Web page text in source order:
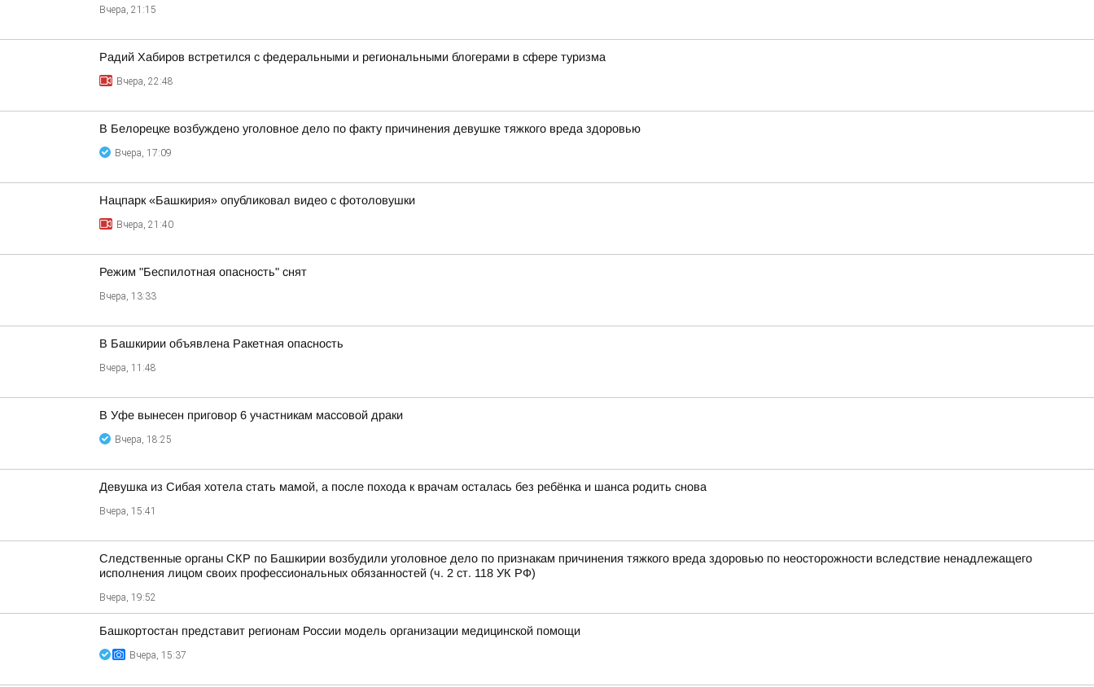
Вчера, 21:15
Радий Хабиров встретился с федеральными и региональными блогерами в сфере туризма
Вчера, 22:48
В Белорецке возбуждено уголовное дело по факту причинения девушке тяжкого вреда здоровью
Вчера, 17:09
Нацпарк «Башкирия» опубликовал видео с фотоловушки
Вчера, 21:40
Режим "Беспилотная опасность" снят
Вчера, 13:33
В Башкирии объявлена Ракетная опасность
Вчера, 11:48
В Уфе вынесен приговор 6 участникам массовой драки
Вчера, 18:25
Девушка из Сибая хотела стать мамой, а после похода к врачам осталась без ребёнка и шанса родить снова
Вчера, 15:41
Следственные органы СКР по Башкирии возбудили уголовное дело по признакам причинения тяжкого вреда здоровью по неосторожности вследствие ненадлежащего
исполнения лицом своих профессиональных обязанностей (ч. 2 ст. 118 УК РФ)
Вчера, 19:52
Башкортостан представит регионам России модель организации медицинской помощи
Вчера, 15:37